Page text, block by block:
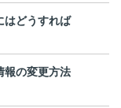
はどうすれば
報の変更方法